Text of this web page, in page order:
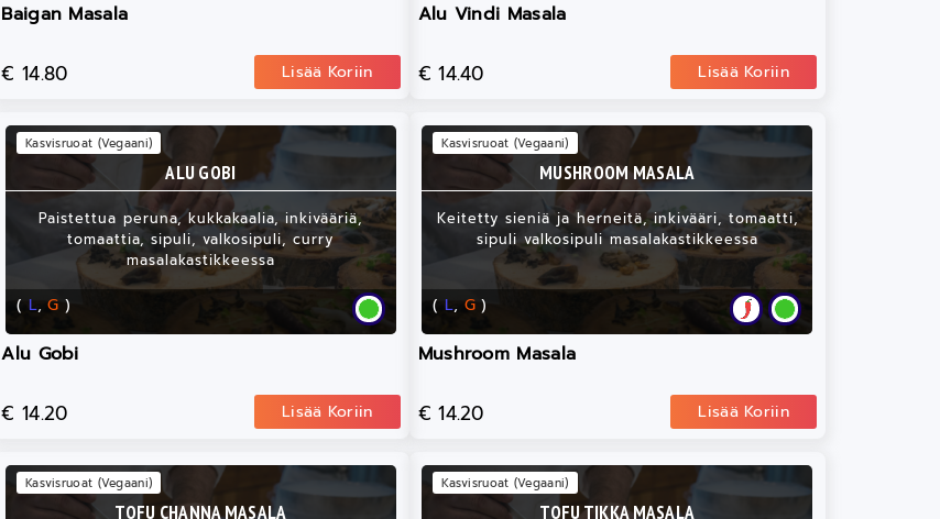
Baigan Masala
€ 14.80 Lisää Koriin
Alu Vindi Masala
€ 14.40 Lisää Koriin
ALU GOBI
Paistettua peruna, kukkakaalia, inkivääriä,
tomaattia, sipuli, valkosipuli, curry
masalakastikkeessa
( L,G )
Kasvisruoat (Vegaani)
Alu Gobi
€ 14.20 Lisää Koriin
MUSHROOM MASALA
Keitetty sieniä ja herneitä, inkivääri, tomaatti,
sipuli valkosipuli masalakastikkeessa
( L, G )
Kasvisruoat (Vegaani)
Mushroom Masala
€ 14.20 Lisää Koriin
TOFU CHANNA MASALA
Kasvisruoat (Vegaani)
TOFU TIKKA MASALA
Kasvisruoat (Vegaani)